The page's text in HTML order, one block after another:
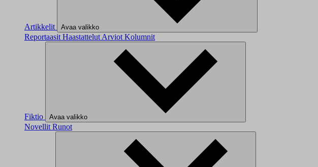
Artikkelit Avaa valikko
Reportaasit Haastattelut Arviot Kolumnit
Fiktio Avaa valikko
Novellit Runot